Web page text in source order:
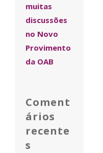
muitas
discussões
no Novo
Provimento
da OAB
Coment
ários
recente
s